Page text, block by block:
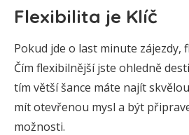
Flexibilita je Klíč
Pokud jde o last minute zájezdy,
Čím flexibilnější jste ohledně
tím větší šance máte najít
mít otevřenou mysl a být
možnosti.